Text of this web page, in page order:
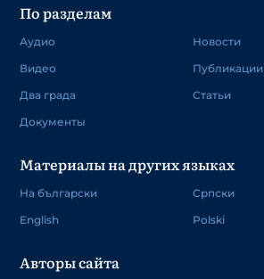
По разделам
Аудио
Видео
Два града
Документы
Новости
Публикации
Статьи
Материалы на других языках
На български
English
Српски
Polski
Авторы сайта